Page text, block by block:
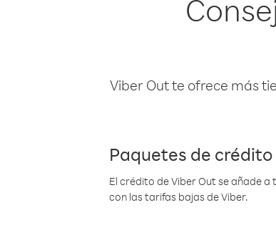
Viber Out te ofrece más
Paquetes de crédito
El crédito de Viber Out se añade
con las tarifas bajas de Viber.